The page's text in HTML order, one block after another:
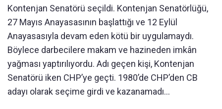
Kontenjan Senatörü seçildi. Kontenjan Senatörlüğü,
27 Mayıs Anayasasının başlattığı ve 12 Eylül
Anayasasıyla devam eden kötü bir uygulamaydı.
Böylece darbecilere makam ve hazineden imkân
yağması yaptırılıyordu. Adı geçen kişi, Kontenjan
Senatörü iken CHP’ye geçti. 1980’de CHP’den CB
adayı olarak seçime girdi ve kazanamadı…